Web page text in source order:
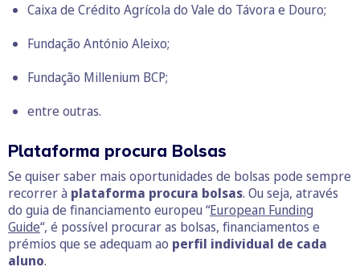
Caixa de Crédito Agrícola do Vale do Távora e Douro;
Fundação António Aleixo;
Fundação Millenium BCP;
entre outras.
Plataforma procura Bolsas
Se quiser saber mais oportunidades de bolsas pode sempre
recorrer à plataforma procura bolsas. Ou seja, através
do guia de financiamento europeu “European Funding
Guide“, é possível procurar as bolsas, financiamentos e
prémios que se adequam ao perfil individual de cada
aluno.